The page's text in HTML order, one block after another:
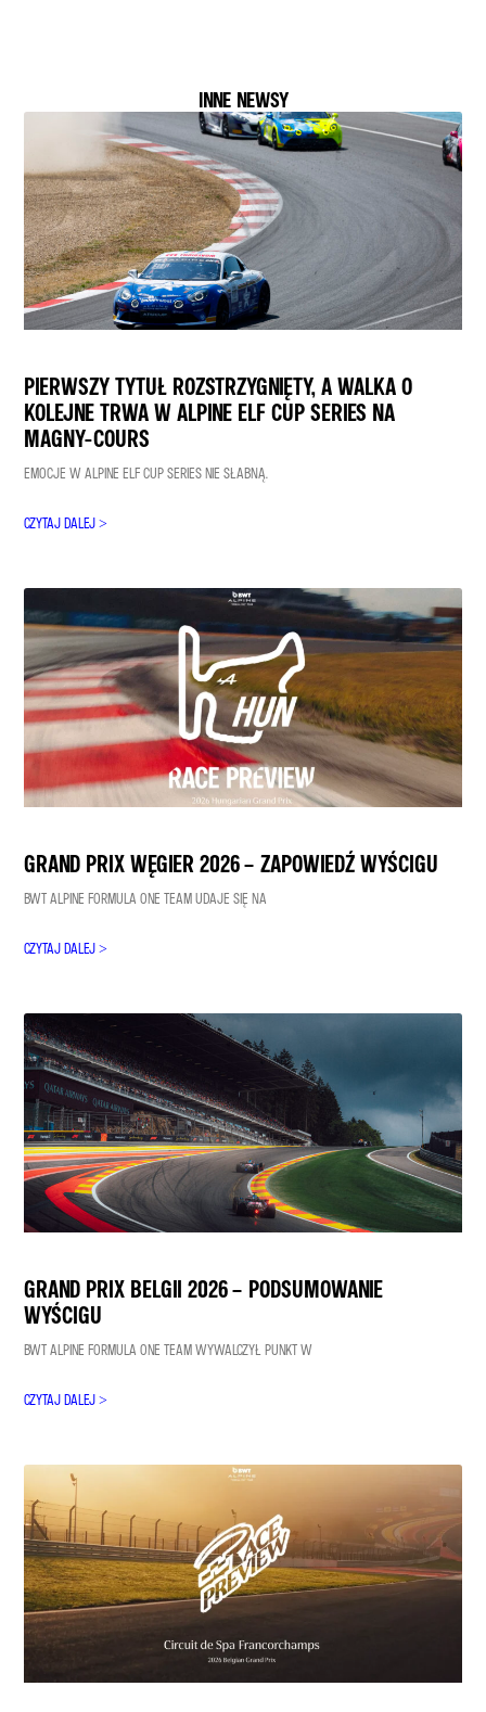
INNE NEWSY
PIERWSZY TYTUŁ ROZSTRZYGNIĘTY, A WALKA O
KOLEJNE TRWA W ALPINE ELF CUP SERIES NA
MAGNY-COURS
EMOCJE W ALPINE ELF CUP SERIES NIE SŁABNĄ.
CZYTAJ DALEJ >
GRAND PRIX WĘGIER 2026 – ZAPOWIEDŹ WYŚCIGU
BWT ALPINE FORMULA ONE TEAM UDAJE SIĘ NA
CZYTAJ DALEJ >
GRAND PRIX BELGII 2026 – PODSUMOWANIE
WYŚCIGU
BWT ALPINE FORMULA ONE TEAM WYWALCZYŁ PUNKT W
CZYTAJ DALEJ >